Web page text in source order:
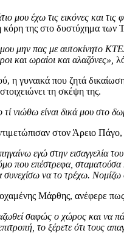
μου έχω τις εικόνες και
κόρη της στο δυστύχημα των
μην πας με αυτοκίνητο
και ωραίοι και αλαζόνες»,
η γυναικά που ζητά
τη σκέψη της.
τί νιώθω είναι δικά μου στο
στον Άρειο Πάγο,
εγώ στην εισαγγελία
που επέστρεφα,
συνεχίσω να το τρέχω.
Μάρθης, ανέφερε
σαφώς ο χώρος και να
το ξέρετε ότι τους